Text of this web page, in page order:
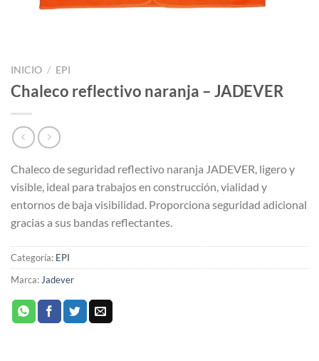
INICIO / EPI
Chaleco reflectivo naranja – JADEVER
Chaleco de seguridad reflectivo naranja JADEVER, ligero y
visible, ideal para trabajos en construcción, vialidad y
entornos de baja visibilidad. Proporciona seguridad adicional
gracias a sus bandas reflectantes.
Categoría: EPI
Marca:Jadever